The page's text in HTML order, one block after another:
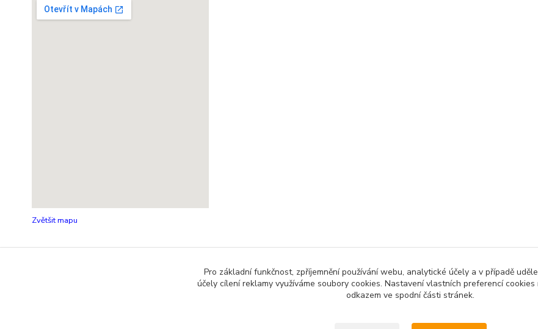
Zvětšit mapu
Upravit sběr cookies.
Pro základní funkčnost, zpříjemnění používání webu, analytické účely a v případě
účely cílení reklamy využíváme soubory cookies. Nastavení vlastních preferencí
odkazem ve spodní části stránek.